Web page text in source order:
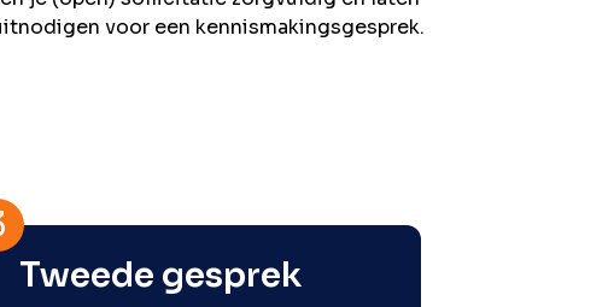
voor een kennismakingsgesprek.
Tweede gesprek